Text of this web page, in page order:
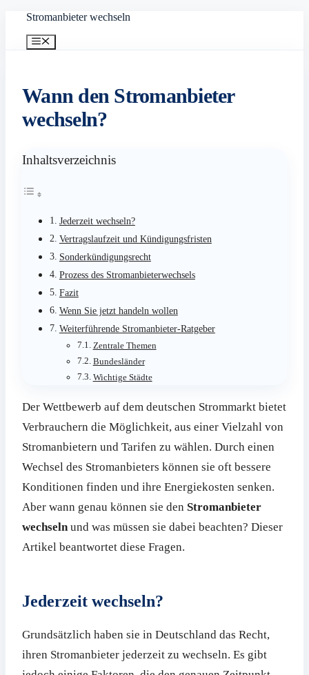
springen
Stromanbieter wechseln
Menü
Wann den Stromanbieter
wechseln?
Inhaltsverzeichnis
Jederzeit wechseln?
Vertragslaufzeit und Kündigungsfristen
Sonderkündigungsrecht
Prozess des Stromanbieterwechsels
Fazit
Wenn Sie jetzt handeln wollen
Weiterführende Stromanbieter-Ratgeber
Zentrale Themen
Bundesländer
Wichtige Städte
Der Wettbewerb auf dem deutschen Strommarkt bietet
Verbrauchern die Möglichkeit, aus einer Vielzahl von
Stromanbietern und Tarifen zu wählen. Durch einen
Wechsel des Stromanbieters können sie oft bessere
Konditionen finden und ihre Energiekosten senken.
Aber wann genau können sie den Stromanbieter
wechselnund was müssen sie dabei beachten? Dieser
Artikel beantwortet diese Fragen.
Jederzeit wechseln?
Grundsätzlich haben sie in Deutschland das Recht,
ihren Stromanbieter jederzeit zu wechseln. Es gibt